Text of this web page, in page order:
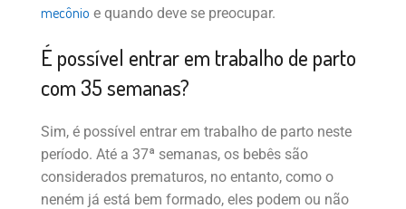
mecônio e quando deve se preocupar.
É possível entrar em trabalho de parto
com 35 semanas?
Sim, é possível entrar em trabalho de parto neste
período. Até a 37ª semanas, os bebês são
considerados prematuros, no entanto, como o
neném já está bem formado, eles podem ou não